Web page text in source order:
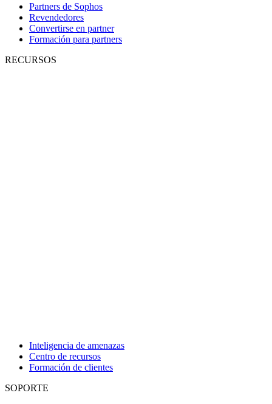
Partners de Sophos
Revendedores
Convertirse en partner
Formación para partners
RECURSOS
Inteligencia de amenazas
Centro de recursos
Formación de clientes
SOPORTE